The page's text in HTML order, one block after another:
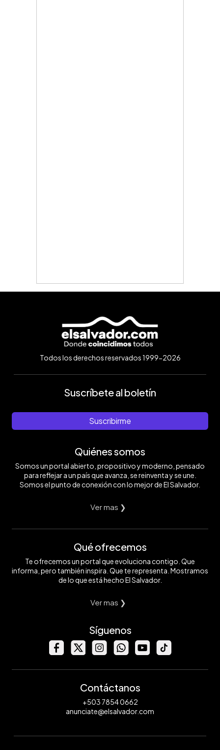
Todos los derechos reservados 1999-2026
Suscríbete al boletín
Suscribirme
Quiénes somos
Somos un portal abierto, propositivo y moderno, pensado
para reflejar a un país que avanza, se reinventa y se une.
Somos el punto de conexión con lo mejor de El Salvador.
Ver mas ❯
Qué ofrecemos
Te ofrecemos un portal que evoluciona contigo. Que
informa, pero también inspira. Que te representa. Mostramos
de lo que está hecho El Salvador.
Ver mas ❯
Síguenos
Contáctanos
+503 7854 0662
anunciate@elsalvador.com